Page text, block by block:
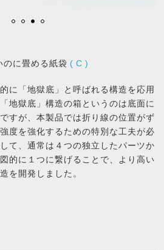
に畳める紙袋 ( C )
に「地獄底」と呼ばれる構造を応用
地獄底」構造の箱というのは底面に
すが、本製品では折り線の位置がず
度を強化するための特別な工夫が必
て、通常は４つの独立したパーツか
的に１つに繋げることで、より高い
を開発しました。